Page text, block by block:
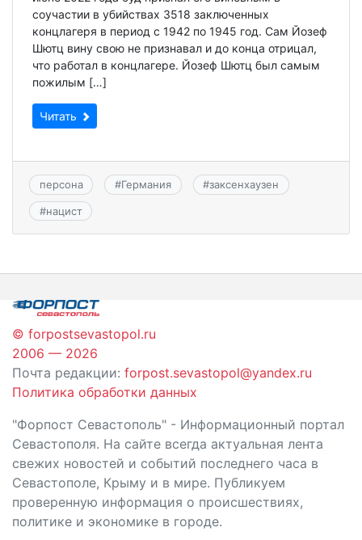
соучастии в убийствах 3518 заключенных
концлагеря в период с 1942 по 1945 год. Сам Йозеф
Шютц вину свою не признавал и до конца отрицал,
что работал в концлагере. Йозеф Шютц был самым
пожилым […]
Читать
персона #Германия #заксенхаузен
#нацист
© forpostsevastopol.ru
2006 — 2026
Почта редакции: forpost.sevastopol@yandex.ru
Политика обработки данных
"Форпост Севастополь" - Информационный портал
Севастополя. На сайте всегда актуальная лента
свежих новостей и событий последнего часа в
Севастополе, Крыму и в мире. Публикуем
проверенную информация о происшествиях,
политике и экономике в городе.